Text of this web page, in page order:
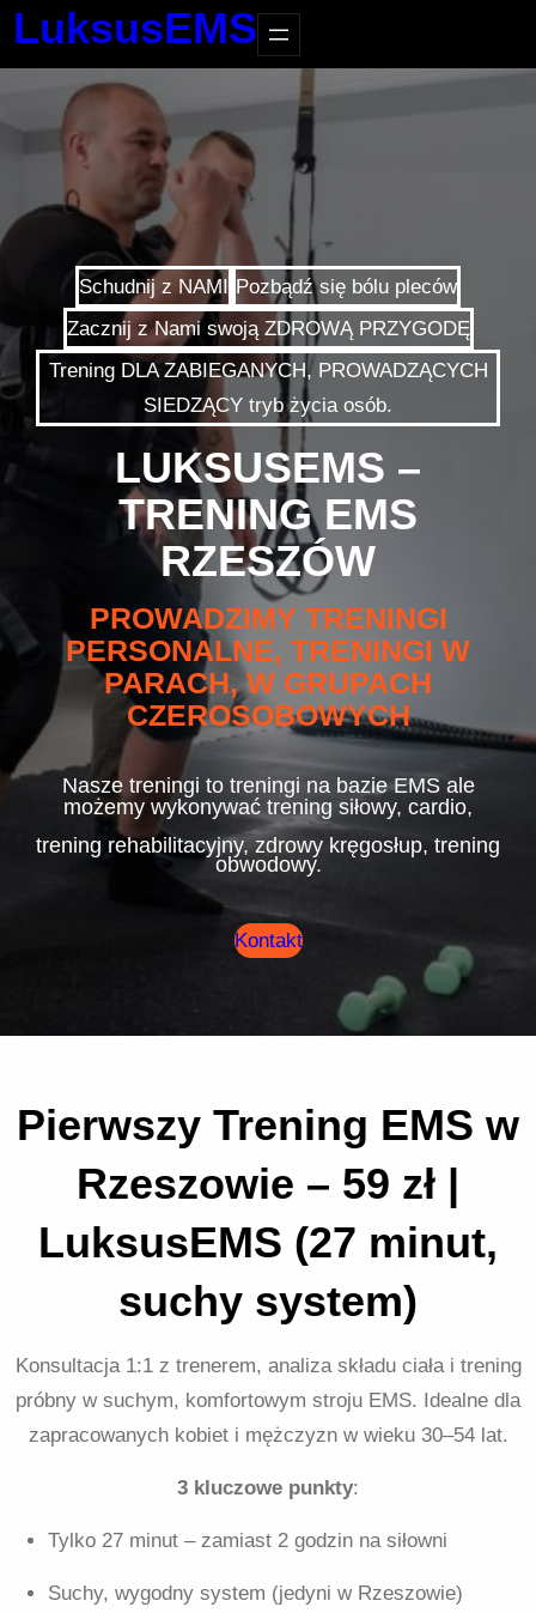
LuksusEMS
Schudnij z NAMI Pozbądź się bólu pleców
Zacznij z Nami swoją ZDROWĄ PRZYGODĘ
Trening DLA ZABIEGANYCH, PROWADZĄCYCH
SIEDZĄCY tryb życia osób.
LUKSUSEMS –
TRENING EMS
RZESZÓW
PROWADZIMY TRENINGI
PERSONALNE, TRENINGI W
PARACH, W GRUPACH
CZEROSOBOWYCH
Nasze treningi to treningi na bazie EMS ale
możemy wykonywać trening siłowy, cardio,
trening rehabilitacyjny, zdrowy kręgosłup, trening
obwodowy.
Kontakt
Pierwszy Trening EMS w
Rzeszowie – 59 zł |
LuksusEMS (27 minut,
suchy system)
Konsultacja 1:1 z trenerem, analiza składu ciała i trening
próbny w suchym, komfortowym stroju EMS. Idealne dla
zapracowanych kobiet i mężczyzn w wieku 30–54 lat.
3 kluczowe punkty:
Tylko 27 minut – zamiast 2 godzin na siłowni
Suchy, wygodny system (jedyni w Rzeszowie)